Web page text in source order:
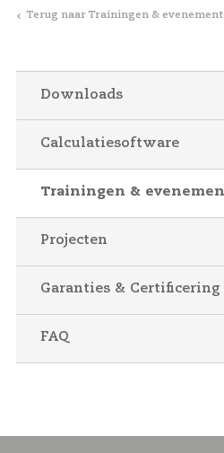
Terug naar Trainingen &
Downloads
Calculatiesoftware
Trainingen &
Projecten
Garanties & Certificering
FAQ